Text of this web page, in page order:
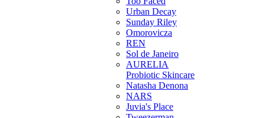
Urban Decay
Sunday Riley
Omorovicza
REN
Sol de Janeiro
AURELIA
Probiotic Skincare
Natasha Denona
NARS
Juvia's Place